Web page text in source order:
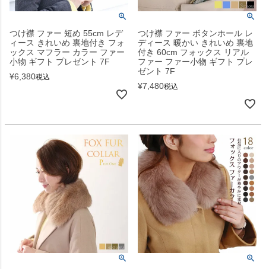
つけ襟 ファー 短め 55cm レデ
ィース きれいめ 裏地付き フォ
ックス マフラー カラー ファー
小物 ギフト プレゼント 7F
¥6,380税込
つけ襟 ファー ボタンホール レ
ディース 暖かい きれいめ 裏地
付き 60cm フォックス リアル
ファー ファー小物 ギフト プレ
ゼント 7F
¥7,480税込